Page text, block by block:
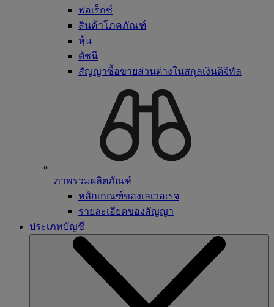
ฟอเร็กซ์
สินค้าโภคภัณฑ์
หุ้น
ดัชนี
สัญญาซื้อขายส่วนต่างในสกุลเงินดิจิทัล
ภาพรวมผลิตภัณฑ์
หลักเกณฑ์ของเลเวอเรจ
รายละเอียดของสัญญา
ประเภทบัญชี